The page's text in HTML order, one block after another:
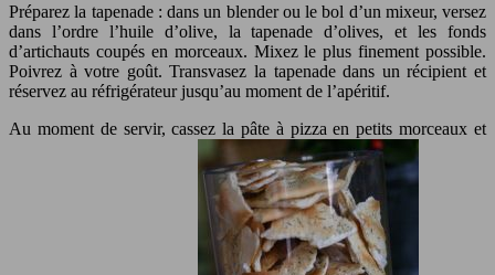
Préparez la tapenade : dans un blender ou le bol d’un mixeur, versez
dans l’ordre l’huile d’olive, la tapenade d’olives, et les fonds
d’artichauts coupés en morceaux. Mixez le plus finement possible.
Poivrez à votre goût. Transvasez la tapenade dans un récipient et
réservez au réfrigérateur jusqu’au moment de l’apéritif.
Au moment de servir, cassez la pâte à pizza en petits morceaux et